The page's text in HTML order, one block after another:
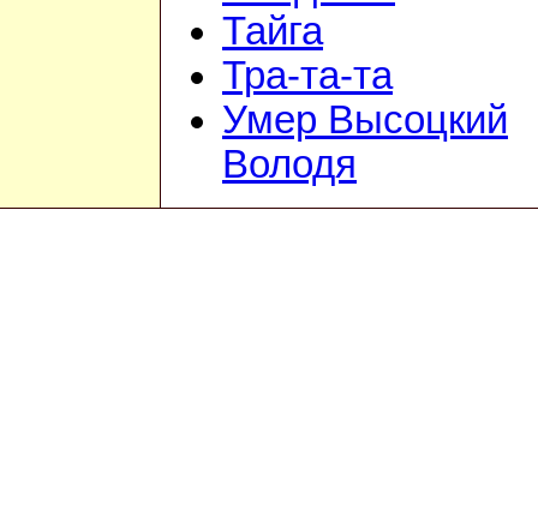
Тайга
Тра-та-та
Умер Высоцкий
Володя